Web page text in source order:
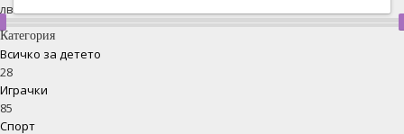
лв.
Категория
Всичко за детето
28
Играчки
85
Спорт